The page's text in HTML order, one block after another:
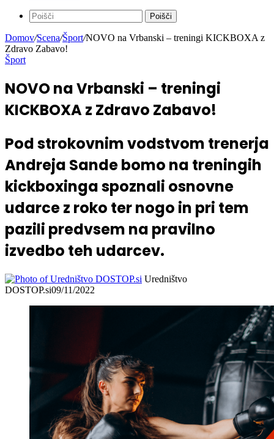
Poišči
Domov/Scena/Šport/NOVO na Vrbanski – treningi KICKBOXA z
Zdravo Zabavo!
Šport
NOVO na Vrbanski – treningi
KICKBOXA z Zdravo Zabavo!
Pod strokovnim vodstvom trenerja
Andreja Sande bomo na treningih
kickboxinga spoznali osnovne
udarce z roko ter nogo in pri tem
pazili predvsem na pravilno
izvedbo teh udarcev.
Uredništvo
DOSTOP.si09/11/2022